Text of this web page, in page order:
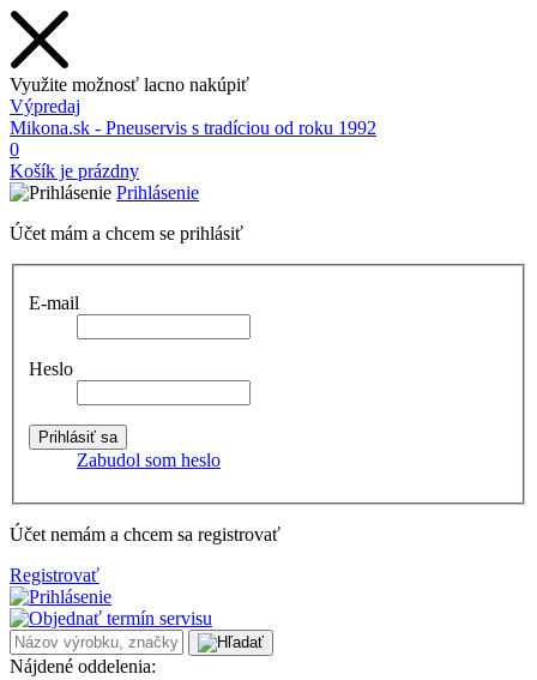
Využite možnosť lacno nakúpiť
Výpredaj
Mikona.sk - Pneuservis s tradíciou od roku 1992
0
Košík je prázdny
Prihlásenie
Účet mám a chcem se prihlásiť
E-mail
Heslo
Zabudol som heslo
Účet nemám a chcem sa registrovať
Registrovať
Nájdené oddelenia: